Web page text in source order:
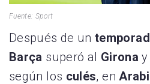
Fuente: Sport
Después de un
Barça superó al Girona
según los culés, en